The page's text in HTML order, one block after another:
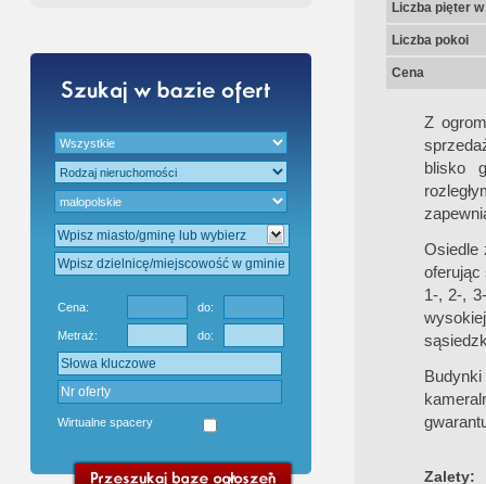
Cena: do:
Metraż: do:
Wirtualne spacery
Liczba pięter
Liczba pokoi
Cena
Z
blisko
Osiedle
oferując
1-, 2-,
Zalety: